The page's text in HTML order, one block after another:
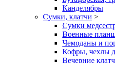
Канделябры
Сумки, клатчи >
Сумки
Военные
Чемоданы и
Кофры, чехлы
Вечерние